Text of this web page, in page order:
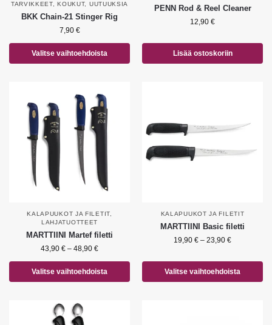
TARVIKKEET,KOUKUT, UUTUUKSIA
BKK Chain-21 Stinger Rig
7,90 €
Valitse vaihtoehdoista
PENN Rod & Reel Cleaner
12,90 €
Lisää ostoskoriin
KALAPUUKOT JA FILETIT
LAHJATUOTTEET
MARTTIINI Martef filetti
43,90 € – 48,90 €
Valitse vaihtoehdoista
KALAPUUKOT JA FILETIT
MARTTIINI Basic filetti
19,90 € – 23,90 €
Valitse vaihtoehdoista